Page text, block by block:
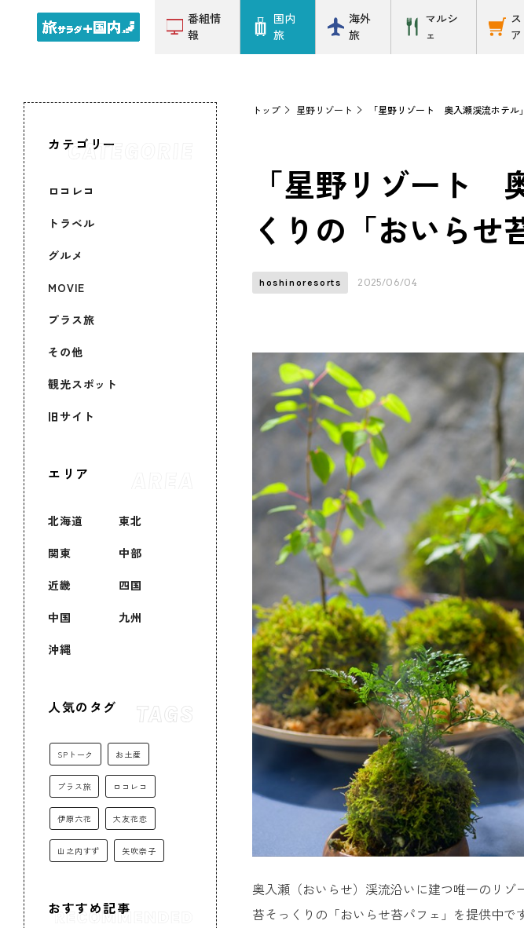
番組情
報
国内
旅
海外
旅
マルシ
ェ
ス
ア
カテゴリー
ロコレコ
トラベル
グルメ
MOVIE
プラス旅
その他
観光スポット
旧サイト
エリア
北海道 東北
関東 中部
近畿 四国
中国 九州
沖縄
人気のタグ
SPトーク お土産
プラス旅 ロコレコ
伊原六花 大友花恋
山之内すず 矢吹奈子
おすすめ記事
トップ 星野リゾート 「星野リゾート 奥入瀬渓流ホテル
「星野リゾート
くりの「おいらせ
hoshinoresorts 2025/06/04
奥入瀬（おいらせ）渓流沿いに建つ唯一のリ
苔そっくりの「おいらせ苔パフェ」を提供中